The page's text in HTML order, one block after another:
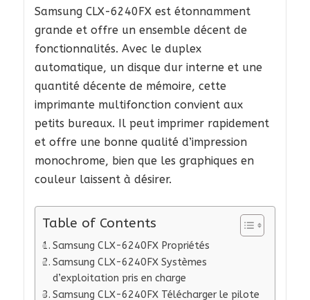
Samsung CLX-6240FX est étonnamment
grande et offre un ensemble décent de
fonctionnalités. Avec le duplex
automatique, un disque dur interne et une
quantité décente de mémoire, cette
imprimante multifonction convient aux
petits bureaux. Il peut imprimer rapidement
et offre une bonne qualité d’impression
monochrome, bien que les graphiques en
couleur laissent à désirer.
Table of Contents
Samsung CLX-6240FX Propriétés
Samsung CLX-6240FX Systèmes
d’exploitation pris en charge
Samsung CLX-6240FX Télécharger le pilote